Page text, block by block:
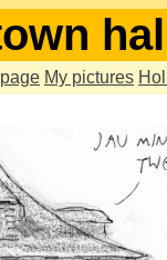
My pictures